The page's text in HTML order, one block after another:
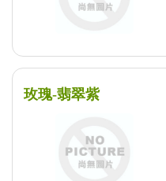
玫瑰-翡翠紫